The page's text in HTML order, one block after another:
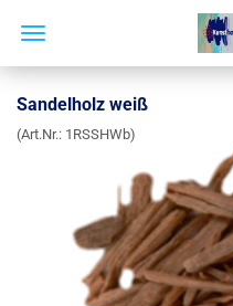
Sandelholz weiß
(Art.Nr.: 1RSSHWb)